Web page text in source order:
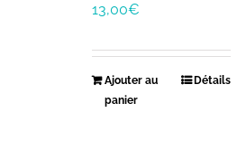
13,00€
Ajouter au
panier
Détails